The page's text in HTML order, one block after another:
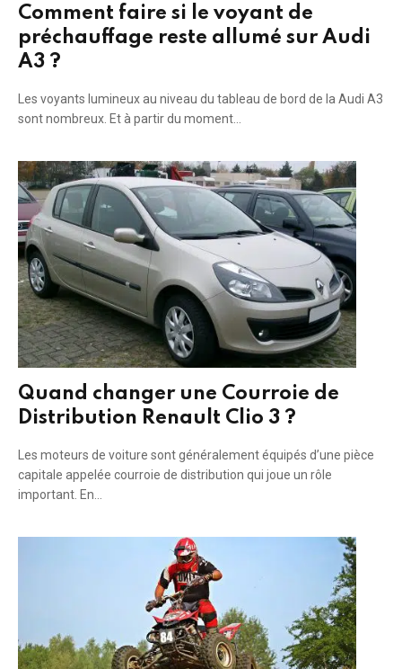
Comment faire si le voyant de
préchauffage reste allumé sur Audi
A3 ?
Les voyants lumineux au niveau du tableau de bord de la Audi A3
sont nombreux. Et à partir du moment…
Quand changer une Courroie de
Distribution Renault Clio 3 ?
Les moteurs de voiture sont généralement équipés d’une pièce
capitale appelée courroie de distribution qui joue un rôle
important. En…